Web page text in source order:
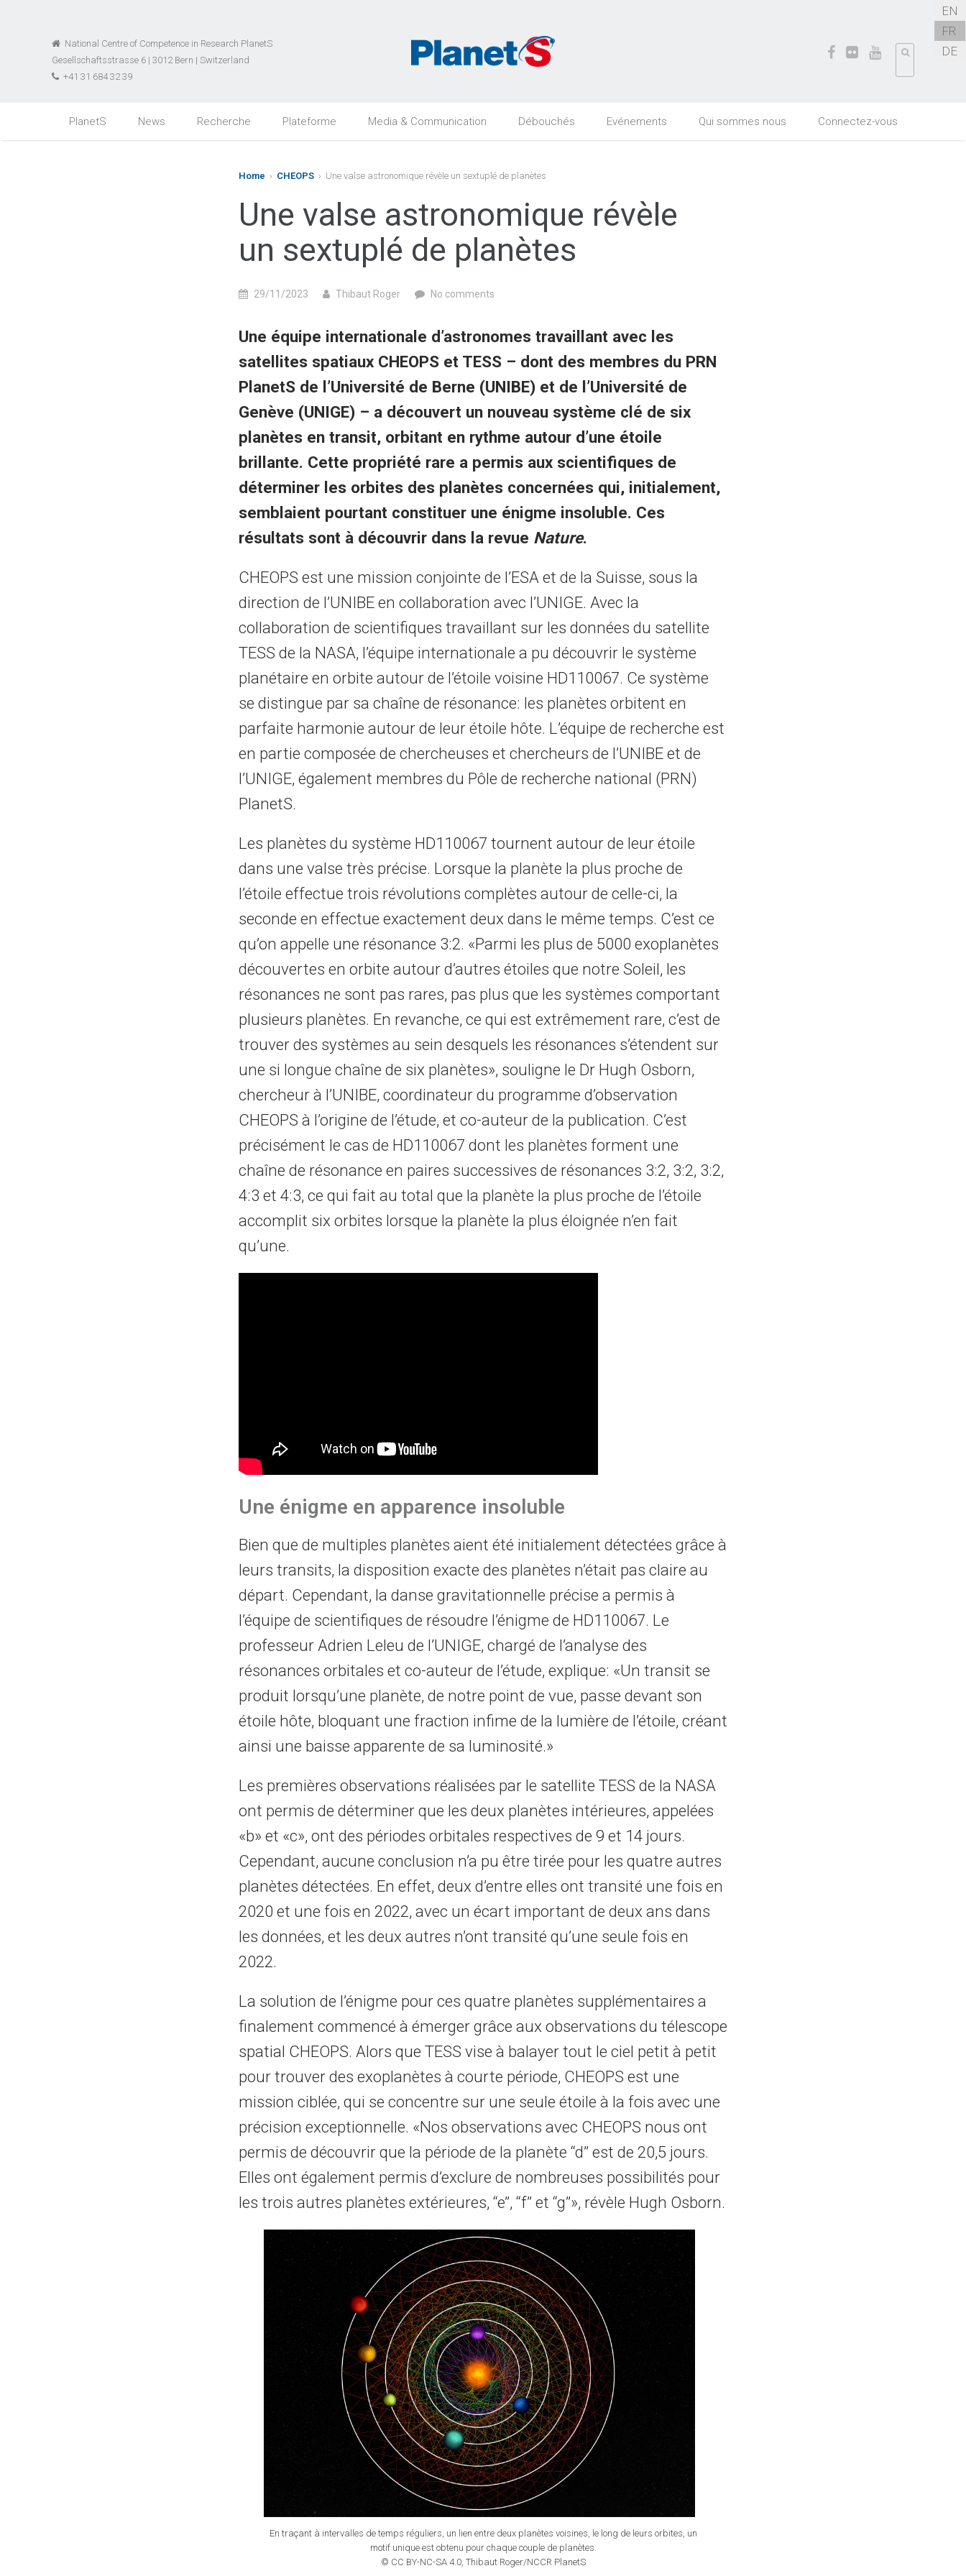
National Centre of Competence in Research PlanetS
Gesellschaftsstrasse 6 | 3012 Bern | Switzerland
+41 31 684 32 39
EN
FR
DE
PlanetS News Recherche Plateforme Media & Communication Débouchés Evénements Qui sommes nous Connectez-vous
Home › CHEOPS › Une valse astronomique révèle un sextuplé de planètes
Une valse astronomique révèle
un sextuplé de planètes
29/11/2023 Thibaut Roger No comments
Une équipe internationale d’astronomes travaillant avec les
satellites spatiaux CHEOPS et TESS – dont des membres du PRN
PlanetS de l’Université de Berne (UNIBE) et de l’Université de
Genève (UNIGE) – a découvert un nouveau système clé de six
planètes en transit, orbitant en rythme autour d’une étoile
brillante. Cette propriété rare a permis aux scientifiques de
déterminer les orbites des planètes concernées qui, initialement,
semblaient pourtant constituer une énigme insoluble. Ces
résultats sont à découvrir dans la revue Nature.
CHEOPS est une mission conjointe de l’ESA et de la Suisse, sous la
direction de l’UNIBE en collaboration avec l’UNIGE. Avec la
collaboration de scientifiques travaillant sur les données du satellite
TESS de la NASA, l’équipe internationale a pu découvrir le système
planétaire en orbite autour de l’étoile voisine HD110067. Ce système
se distingue par sa chaîne de résonance: les planètes orbitent en
parfaite harmonie autour de leur étoile hôte. L’équipe de recherche est
en partie composée de chercheuses et chercheurs de l’UNIBE et de
l’UNIGE, également membres du Pôle de recherche national (PRN)
PlanetS.
Les planètes du système HD110067 tournent autour de leur étoile
dans une valse très précise. Lorsque la planète la plus proche de
l’étoile effectue trois révolutions complètes autour de celle-ci, la
seconde en effectue exactement deux dans le même temps. C’est ce
qu’on appelle une résonance 3:2. «Parmi les plus de 5000 exoplanètes
découvertes en orbite autour d’autres étoiles que notre Soleil, les
résonances ne sont pas rares, pas plus que les systèmes comportant
plusieurs planètes. En revanche, ce qui est extrêmement rare, c’est de
trouver des systèmes au sein desquels les résonances s’étendent sur
une si longue chaîne de six planètes», souligne le Dr Hugh Osborn,
chercheur à l’UNIBE, coordinateur du programme d’observation
CHEOPS à l’origine de l’étude, et co-auteur de la publication. C’est
précisément le cas de HD110067 dont les planètes forment une
chaîne de résonance en paires successives de résonances 3:2, 3:2, 3:2,
4:3 et 4:3, ce qui fait au total que la planète la plus proche de l’étoile
accomplit six orbites lorsque la planète la plus éloignée n’en fait
qu’une.
Une énigme en apparence insoluble
Bien que de multiples planètes aient été initialement détectées grâce à
leurs transits, la disposition exacte des planètes n’était pas claire au
départ. Cependant, la danse gravitationnelle précise a permis à
l’équipe de scientifiques de résoudre l’énigme de HD110067. Le
professeur Adrien Leleu de l’UNIGE, chargé de l’analyse des
résonances orbitales et co-auteur de l’étude, explique: «Un transit se
produit lorsqu’une planète, de notre point de vue, passe devant son
étoile hôte, bloquant une fraction infime de la lumière de l’étoile, créant
ainsi une baisse apparente de sa luminosité.»
Les premières observations réalisées par le satellite TESS de la NASA
ont permis de déterminer que les deux planètes intérieures, appelées
«b» et «c», ont des périodes orbitales respectives de 9 et 14 jours.
Cependant, aucune conclusion n’a pu être tirée pour les quatre autres
planètes détectées. En effet, deux d’entre elles ont transité une fois en
2020 et une fois en 2022, avec un écart important de deux ans dans
les données, et les deux autres n’ont transité qu’une seule fois en
2022.
La solution de l’énigme pour ces quatre planètes supplémentaires a
finalement commencé à émerger grâce aux observations du télescope
spatial CHEOPS. Alors que TESS vise à balayer tout le ciel petit à petit
pour trouver des exoplanètes à courte période, CHEOPS est une
mission ciblée, qui se concentre sur une seule étoile à la fois avec une
précision exceptionnelle. «Nos observations avec CHEOPS nous ont
permis de découvrir que la période de la planète ‘‘d’’ est de 20,5 jours.
Elles ont également permis d’exclure de nombreuses possibilités pour
les trois autres planètes extérieures, ‘‘e’’, ‘‘f’’ et ‘‘g’’», révèle Hugh Osborn.
En traçant à intervalles de temps réguliers, un lien entre deux planètes voisines, le long de leurs orbites, un
motif unique est obtenu pour chaque couple de planètes.
© CC BY-NC-SA 4.0, Thibaut Roger/NCCR PlanetS